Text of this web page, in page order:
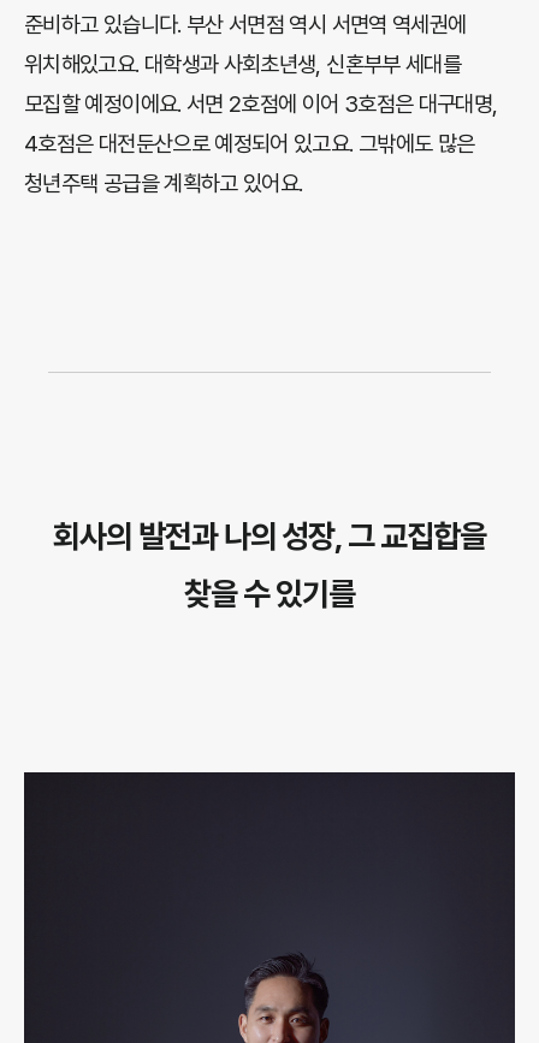
준비하고 있습니다. 부산 서면점 역시 서면역 역세권에
위치해있고요. 대학생과 사회초년생, 신혼부부 세대를
모집할 예정이에요. 서면 2호점에 이어 3호점은 대구대명,
4호점은 대전둔산으로 예정되어 있고요. 그밖에도 많은
청년주택 공급을 계획하고 있어요.
회사의 발전과 나의 성장,그 교집합을
찾을 수 있기를